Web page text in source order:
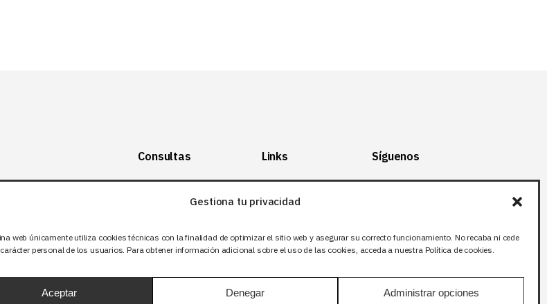
Gestiona tu privacidad
web únicamente utiliza cookies técnicas con la finalidad de optimizar el sitio web y asegurar su correcto funcionamiento. No recaba ni cede
personal de los usuarios. Para obtener información adicional sobre el uso de las cookies, acceda a nuestra Política de cookies.
Aceptar Denegar Administrar opciones
Consultas
+34 966 28 88
12
info@bjflighting.com
Links
Mapa del Sitio
Aviso legal
privacidad
Síguenos
Facebook
LinkedIn